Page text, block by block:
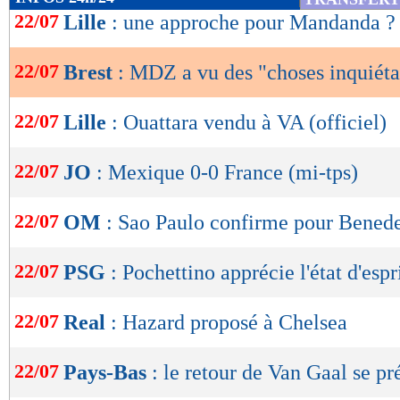
de
OK
22/07 Lille : une approche pour Mandanda ?
22/07 Brest : MDZ a vu des "choses
22/07 Lille : Ouattara vendu à VA (officiel)
22/07 JO : Mexique 0-0 France (mi-tps)
22/07 OM : Sao Paulo confirme pour
22/07 PSG : Pochettino apprécie l'état
22/07 Real : Hazard proposé à Chelsea
22/07 Pays-Bas : le retour de Van Gaal se